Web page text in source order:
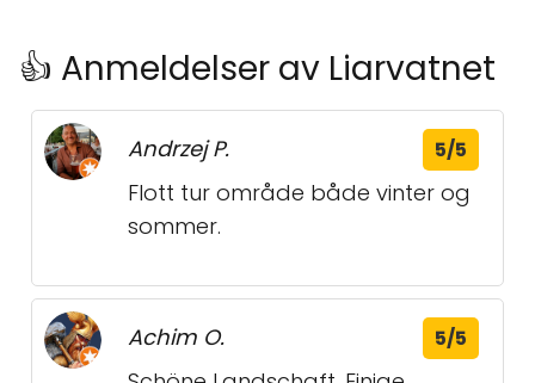
👍 Anmeldelser av Liarvatnet
Andrzej P. 5/5
Flott tur område både vinter og
sommer.
Achim O. 5/5